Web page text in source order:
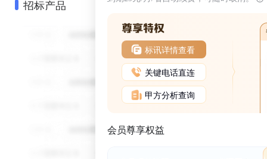
招标产品
标讯详情查看
关键电话直连
甲方分析查询
会员尊享权益